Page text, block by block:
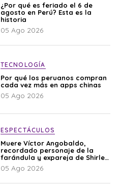
¿Por qué es feriado el 6 de
agosto en Perú? Esta es la
historia
05 Ago 2026
TECNOLOGÍA
Por qué los peruanos compran
cada vez más en apps chinas
05 Ago 2026
ESPECTÁCULOS
Muere Víctor Angobaldo,
recordado personaje de la
farándula y expareja de Shirley
Cherres
05 Ago 2026